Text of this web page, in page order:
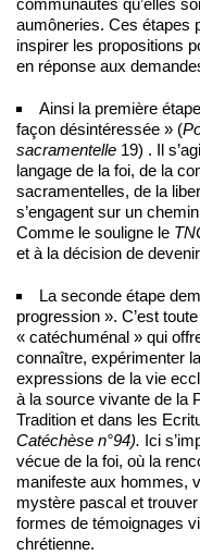
communautés qu’elles
aumôneries. Ces étapes
inspirer les propositions
en réponse aux
Ainsi la première
façon désintéressée » (
sacramentelle 19) . Il
langage de la foi, de la
sacramentelles, de la
s’engagent sur un
Comme le souligne le
et à la décision de
La seconde étape
progression ». C’est
« catéchuménal » qui
connaître, expérimenter
expressions de la vie
à la source vivante de la
Tradition et dans les
Catéchèse n°94). Ici
vécue de la foi, où la
manifeste aux hommes,
mystère pascal et
formes de témoignages
chrétienne.